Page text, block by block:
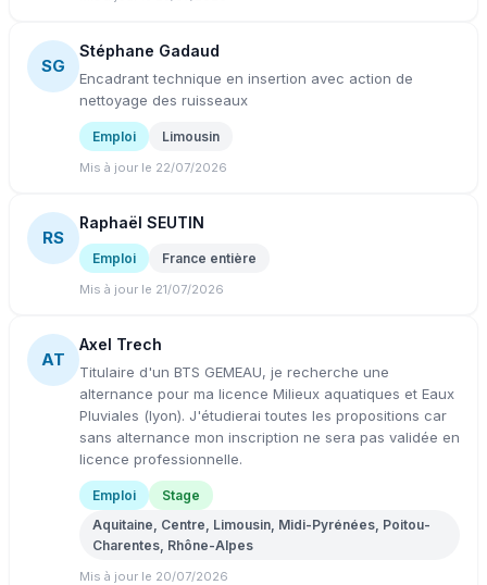
SG
Stéphane Gadaud
Encadrant technique en insertion avec action de
nettoyage des ruisseaux
Emploi Limousin
Mis à jour le 22/07/2026
RS
Raphaël SEUTIN
Emploi France entière
Mis à jour le 21/07/2026
AT
Axel Trech
Titulaire d'un BTS GEMEAU, je recherche une
alternance pour ma licence Milieux aquatiques et Eaux
Pluviales (lyon). J'étudierai toutes les propositions car
sans alternance mon inscription ne sera pas validée en
licence professionnelle.
Emploi
Stage
Aquitaine, Centre, Limousin, Midi-Pyrénées, Poitou-
Charentes, Rhône-Alpes
Mis à jour le 20/07/2026